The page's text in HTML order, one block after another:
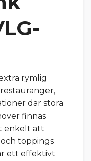
rymlig
där stora
finnas
enkelt att
toppings
ett effektivt